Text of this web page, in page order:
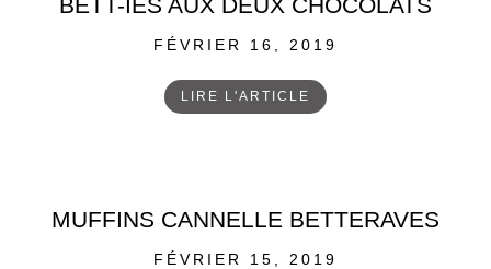
BETT-IES AUX DEUX CHOCOLATS
POSTED
FÉVRIER 16, 2019
LIRE L'ARTICLE
MUFFINS CANNELLE BETTERAVES
POSTED
FÉVRIER 15, 2019